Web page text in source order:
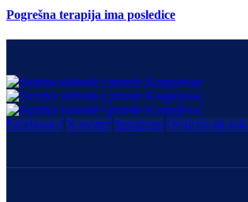
Pogrešna terapija ima posledice
Facebook-f X-twitter Instagram Ovaicon-tik-